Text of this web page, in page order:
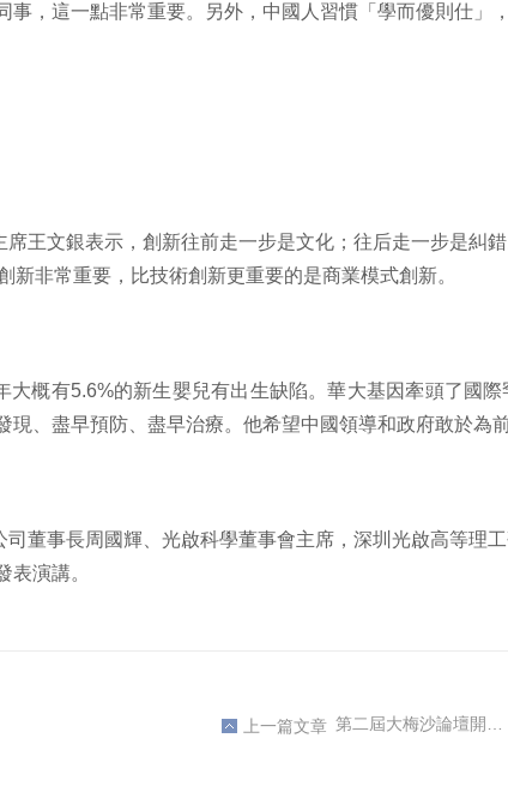
事，這一點非常重要。另外，中國人習慣「學而優則仕」
王文銀表示，創新往前走一步是文化；往后走一步是糾
新非常重要，比技術創新更重要的是商業模式創新。
大概有5.6%的新生嬰兒有出生缺陷。華大基因牽頭了國
、盡早預防、盡早治療。他希望中國領導和政府敢於為
董事長周國輝、光啟科學董事會主席，深圳光啟高等理
表演講。
上一篇文章 第二屆大梅沙論壇開幕 政學大咖縱論中國創新發展